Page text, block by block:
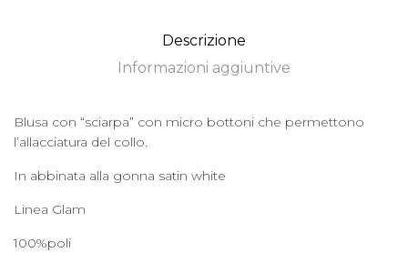
Descrizione
Informazioni aggiuntive
Blusa con “sciarpa” con micro bottoni che permettono
l’allacciatura del collo.
In abbinata alla gonna satin white
Linea Glam
100%poli